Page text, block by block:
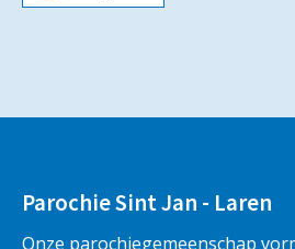
Parochie Sint Jan - Laren
Onze parochiegemeenschap